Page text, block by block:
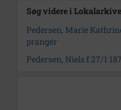
Søg videre i
Pedersen, Marie
pranger
Pedersen, Niels f.27/1